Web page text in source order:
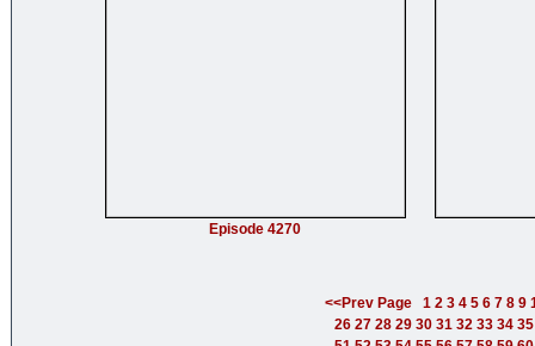
Episode 4270
<<Prev Page 1 2 3 4 5 6 7 8 9
26 27 28 29 30 31 32 33 34 35